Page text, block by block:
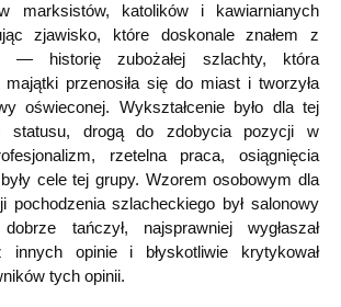
marksistów, katolików i kawiarnianych
zjawisko, które doskonale znałem z
— historię zubożałej szlachty, która
przenosiła się do miast i tworzyła
oświeconej. Wykształcenie było dla tej
statusu, drogą do zdobycia pozycji w
rzetelna praca, osiągnięcia
cele tej grupy. Wzorem osobowym dla
pochodzenia szlacheckiego był salonowy
tańczył, najsprawniej wygłaszał
innych opinie i błyskotliwie krytykował
tych opinii.